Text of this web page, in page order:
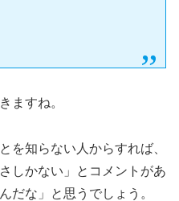
ますね。
を知らない人からすれば、
しかない」とコメントがあ
だな」と思うでしょう。